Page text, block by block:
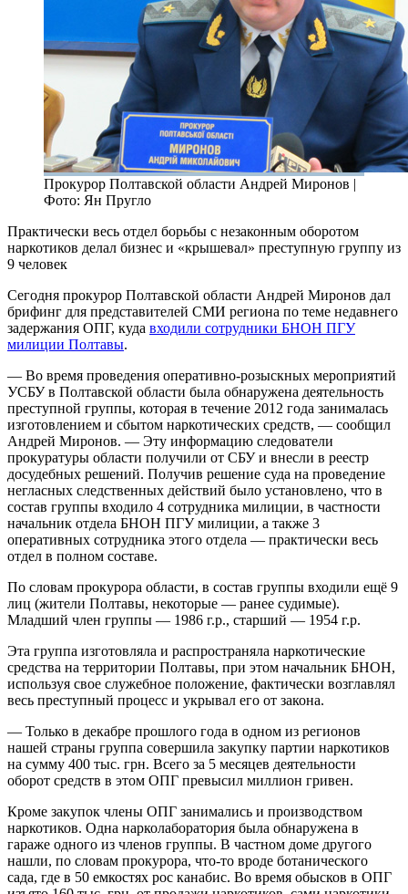
Прокурор Полтавской области Андрей Миронов |
Фото: Ян Пругло
Практически весь отдел борьбы с незаконным оборотом
наркотиков делал бизнес и «крышевал» преступную группу из
9 человек
Сегодня прокурор Полтавской области Андрей Миронов дал
брифинг для представителей СМИ региона по теме недавнего
задержания ОПГ, куда входили сотрудники БНОН ПГУ
милиции Полтавы.
— Во время проведения оперативно-розыскных мероприятий
УСБУ в Полтавской области была обнаружена деятельность
преступной группы, которая в течение 2012 года занималась
изготовлением и сбытом наркотических средств, — сообщил
Андрей Миронов. — Эту информацию следователи
прокуратуры области получили от СБУ и внесли в реестр
досудебных решений. Получив решение суда на проведение
негласных следственных действий было установлено, что в
состав группы входило 4 сотрудника милиции, в частности
начальник отдела БНОН ПГУ милиции, а также 3
оперативных сотрудника этого отдела — практически весь
отдел в полном составе.
По словам прокурора области, в состав группы входили ещё 9
лиц (жители Полтавы, некоторые — ранее судимые).
Младший член группы — 1986 г.р., старший — 1954 г.р.
Эта группа изготовляла и распространяла наркотические
средства на территории Полтавы, при этом начальник БНОН,
используя свое служебное положение, фактически возглавлял
весь преступный процесс и укрывал его от закона.
— Только в декабре прошлого года в одном из регионов
нашей страны группа совершила закупку партии наркотиков
на сумму 400 тыс. грн. Всего за 5 месяцев деятельности
оборот средств в этом ОПГ превысил миллион гривен.
Кроме закупок члены ОПГ занимались и производством
наркотиков. Одна нарколаборатория была обнаружена в
гараже одного из членов группы. В частном доме другого
нашли, по словам прокурора, что-то вроде ботанического
сада, где в 50 емкостях рос канабис. Во время обысков в ОПГ